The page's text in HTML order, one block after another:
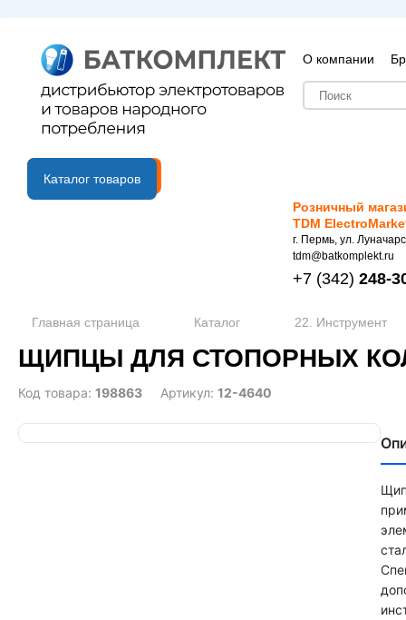
О компании
B2B портал
Каталог товаров
Розничный
TDM
г. Пермь, ул.
tdm@batkomplekt.ru
+7 (342) 248-
Главная страница Каталог 22. Инструмент
ЩИПЦЫ ДЛЯ СТОПОРНЫХ
Код товара: 198863 Артикул: 12-4640